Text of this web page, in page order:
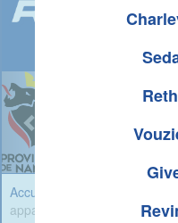
Accueil
appartement , une femme